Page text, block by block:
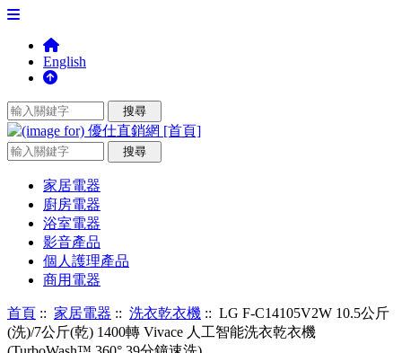
English
家居電器
廚房電器
浴室電器
影音產品
個人護理產品
商用電器
首頁 :: 家居電器 :: 洗衣乾衣機 :: LG F-C14105V2W 10.5公斤
(洗)/7公斤(乾) 1400轉 Vivace 人工智能洗衣乾衣機